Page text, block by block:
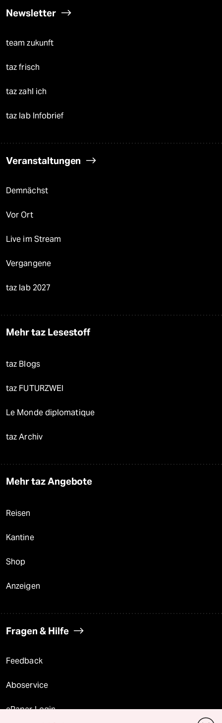
Newsletter
team zukunft
taz frisch
taz zahl ich
taz lab Infobrief
Veranstaltungen
Demnächst
Vor Ort
Live im Stream
Vergangene
taz lab 2027
Mehr taz Lesestoff
taz Blogs
taz FUTURZWEI
Le Monde diplomatique
taz Archiv
Mehr taz Angebote
Reisen
Kantine
Shop
Anzeigen
Fragen & Hilfe
Feedback
Aboservice
ePaper Login